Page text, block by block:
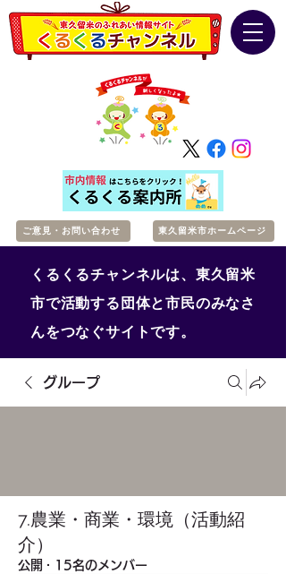
ご意見・お問い合わせ 東久留米市ホームページ
くるくるチャンネルは、東久留米
市で活動する団体と市民のみなさ
んをつなぐサイトです。
グループ
7.農業・商業・環境（活動紹
介）
公開 · 15名のメンバー